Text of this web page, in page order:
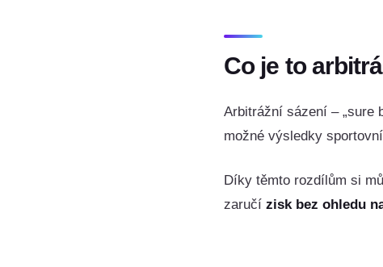
Co je to
Arbitrážní sázení – „sure
možné výsledky
Díky těmto rozdílům si
zaručí zisk bez ohledu